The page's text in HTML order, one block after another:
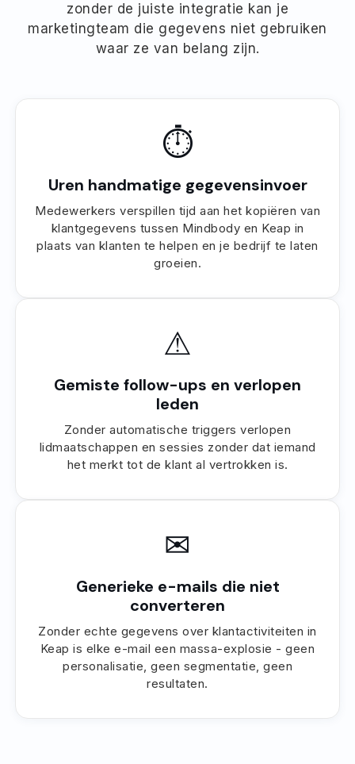
zonder de juiste integratie kan je
marketingteam die gegevens niet gebruiken
waar ze van belang zijn.
⏱
Uren handmatige gegevensinvoer
Medewerkers verspillen tijd aan het kopiëren van
klantgegevens tussen Mindbody en Keap in
plaats van klanten te helpen en je bedrijf te laten
groeien.
⚠
Gemiste follow-ups en verlopen
leden
Zonder automatische triggers verlopen
lidmaatschappen en sessies zonder dat iemand
het merkt tot de klant al vertrokken is.
✉
Generieke e-mails die niet
converteren
Zonder echte gegevens over klantactiviteiten in
Keap is elke e-mail een massa-explosie - geen
personalisatie, geen segmentatie, geen
resultaten.